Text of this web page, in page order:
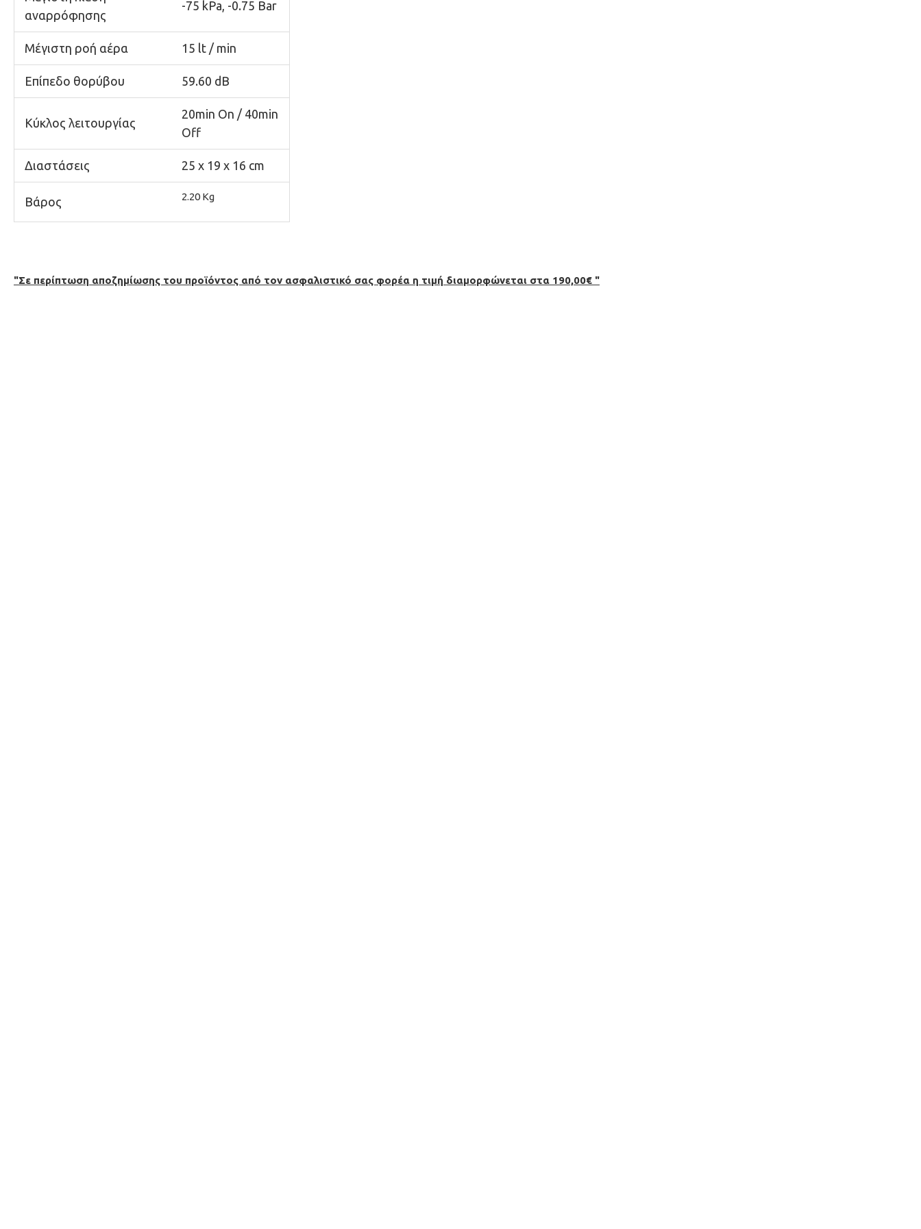
αναρρόφησης
-75 kPa, -0.75 Bar
Μέγιστη ροή αέρα 15 lt / min
Επίπεδο θορύβου 59.60 dB
Κύκλος λειτουργίας
20min On / 40min
Off
Διαστάσεις 25 x 19 x 16 cm
Βάρος 2.20 Kg
"Σε περίπτωση αποζημίωσης του προϊόντος από τον ασφαλιστικό σας φορέα η τιμή διαμορφώνεται στα 190,00€ "